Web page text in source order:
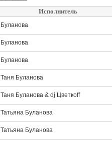
Исполнитель
Буланова
Буланова
Буланова
Таня Буланова
Таня Буланова & dj Цветкоff
Татьяна Буланова
Татьяна Буланова